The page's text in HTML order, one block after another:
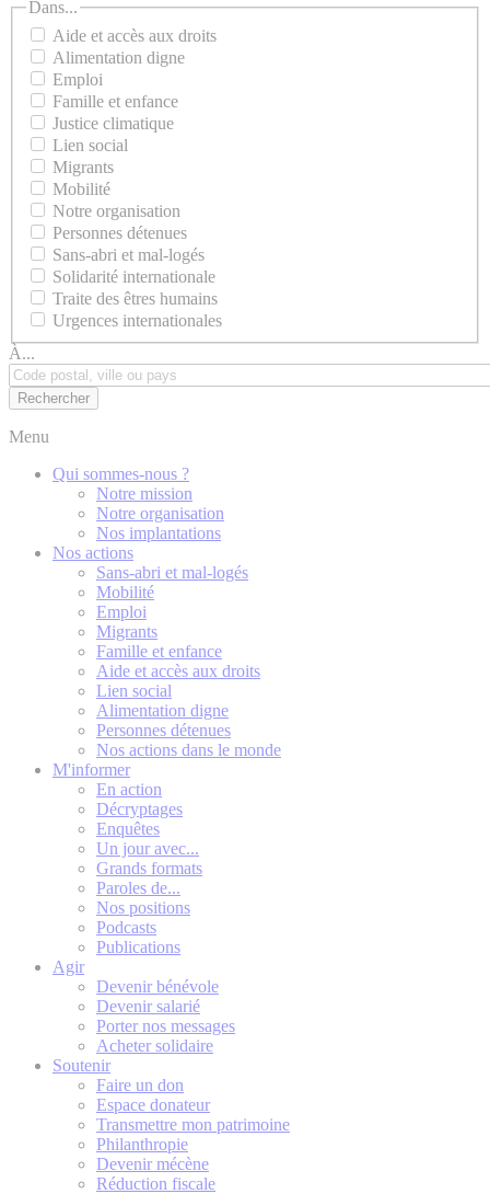
Dans...
Aide et accès aux droits
Alimentation digne
Emploi
Famille et enfance
Justice climatique
Lien social
Migrants
Mobilité
Notre organisation
Personnes détenues
Sans-abri et mal-logés
Solidarité internationale
Traite des êtres humains
Urgences internationales
À...
Menu
Qui sommes-nous ?
Notre mission
Notre organisation
Nos implantations
Nos actions
Sans-abri et mal-logés
Mobilité
Emploi
Migrants
Famille et enfance
Aide et accès aux droits
Lien social
Alimentation digne
Personnes détenues
Nos actions dans le monde
M'informer
En action
Décryptages
Enquêtes
Un jour avec...
Grands formats
Paroles de...
Nos positions
Podcasts
Publications
Agir
Devenir bénévole
Devenir salarié
Porter nos messages
Acheter solidaire
Soutenir
Faire un don
Espace donateur
Transmettre mon patrimoine
Philanthropie
Devenir mécène
Réduction fiscale